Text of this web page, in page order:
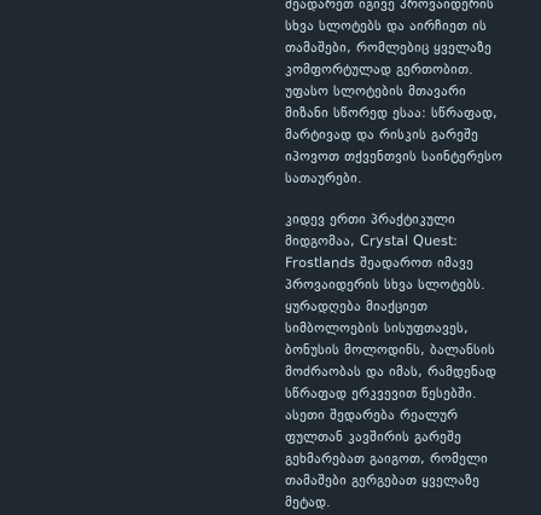
შეადარეთ იგივე პროვაიდერის
სხვა სლოტებს და აირჩიეთ ის
თამაშები, რომლებიც ყველაზე
კომფორტულად გერთობით.
უფასო სლოტების მთავარი
მიზანი სწორედ ესაა: სწრაფად,
მარტივად და რისკის გარეშე
იპოვოთ თქვენთვის საინტერესო
სათაურები.
კიდევ ერთი პრაქტიკული
მიდგომაა, Crystal Quest:
Frostlands შეადაროთ იმავე
პროვაიდერის სხვა სლოტებს.
ყურადღება მიაქციეთ
სიმბოლოების სისუფთავეს,
ბონუსის მოლოდინს, ბალანსის
მოძრაობას და იმას, რამდენად
სწრაფად ერკვევით წესებში.
ასეთი შედარება რეალურ
ფულთან კავშირის გარეშე
გეხმარებათ გაიგოთ, რომელი
თამაშები გერგებათ ყველაზე
მეტად.